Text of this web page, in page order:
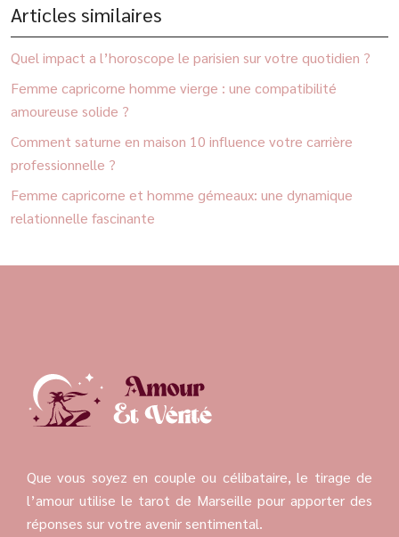
Articles similaires
Quel impact a l’horoscope le parisien sur votre quotidien ?
Femme capricorne homme vierge : une compatibilité
amoureuse solide ?
Comment saturne en maison 10 influence votre carrière
professionnelle ?
Femme capricorne et homme gémeaux: une dynamique
relationnelle fascinante
Que vous soyez en couple ou célibataire, le tirage de
l’amour utilise le tarot de Marseille pour apporter des
réponses sur votre avenir sentimental.